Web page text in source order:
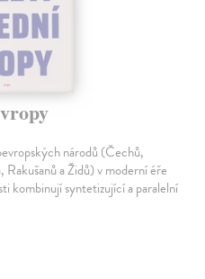
národů (Čechů,
a Židů) v moderní éře
kombinují syntetizující a paralelní